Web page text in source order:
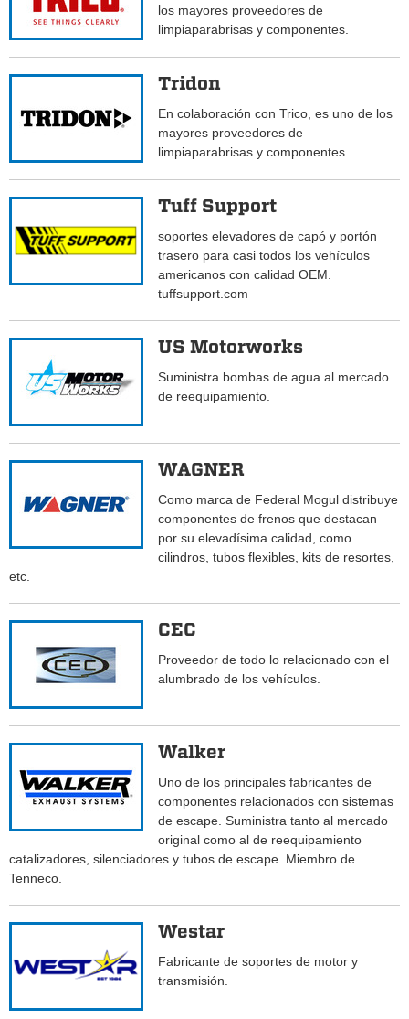
los mayores proveedores de
limpiaparabrisas y componentes.
Tridon
En colaboración con Trico, es uno de los
mayores proveedores de
limpiaparabrisas y componentes.
Tuff Support
soportes elevadores de capó y portón
trasero para casi todos los vehículos
americanos con calidad OEM.
tuffsupport.com
US Motorworks
Suministra bombas de agua al mercado
de reequipamiento.
WAGNER
Como marca de Federal Mogul distribuye
componentes de frenos que destacan
por su elevadísima calidad, como
cilindros, tubos flexibles, kits de resortes,
etc.
CEC
Proveedor de todo lo relacionado con el
alumbrado de los vehículos.
Walker
Uno de los principales fabricantes de
componentes relacionados con sistemas
de escape. Suministra tanto al mercado
original como al de reequipamiento
catalizadores, silenciadores y tubos de escape. Miembro de
Tenneco.
Westar
Fabricante de soportes de motor y
transmisión.